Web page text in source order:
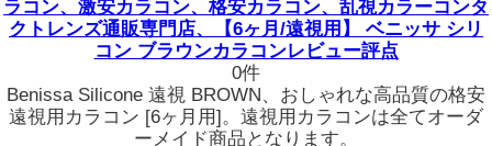
ラコン、激安カラコン、格安カラコン、乱視カラーコンタ
クトレンズ通販専門店、【6ヶ月/遠視用】 ベニッサ シリ
コン ブラウンカラコンレビュー評点
0件
Benissa Silicone 遠視 BROWN、おしゃれな高品質の格安
遠視用カラコン [6ヶ月用]。遠視用カラコンは全てオーダ
ーメイド商品となります。